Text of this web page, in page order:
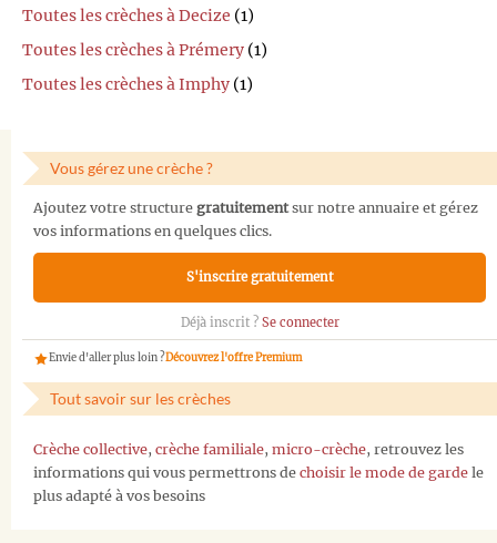
Toutes les crèches à Decize (1)
Toutes les crèches à Prémery (1)
Toutes les crèches à Imphy (1)
Vous gérez une crèche ?
Ajoutez votre structure gratuitementsur notre annuaire et gérez
vos informations en quelques clics.
S'inscrire gratuitement
Déjà inscrit ? Se connecter
Envie d'aller plus loin ?Découvrez l'offre Premium
Tout savoir sur les crèches
Crèche collective, crèche familiale, micro-crèche, retrouvez les
informations qui vous permettrons de choisir le mode de garde le
plus adapté à vos besoins